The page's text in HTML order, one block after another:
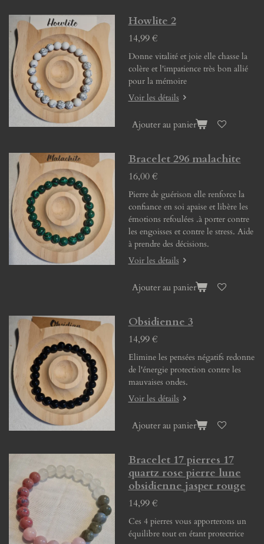
Howlite 2
14,99 €
Donne vitalité et joie elle chasse la
colère et l'impatience très bon allié
pour la mémoire
Voir les détails
Ajouter au panier
Bracelet 296 malachite
16,00 €
Pierre de guérison elle renforce la
confiance en soi apaise et libère les
émotions refoulées .à porter contre
les engoisses et contre le stress. Aide
à prendre des décisions.
Voir les détails
Ajouter au panier
Obsidienne 3
14,99 €
Elimine les pensées négatifs redonne
de l'énergie protection contre les
mauvaises ondes.
Voir les détails
Ajouter au panier
Bracelet 17 pierres 17
quartz rose pierre lune
obsidienne jasper rouge
14,99 €
Ces 4 pierres vous apporterons un
équilibre tout en étant protectrice